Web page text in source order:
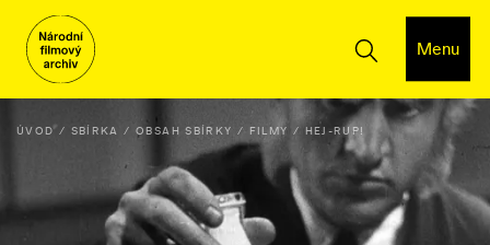
Menu
ÚVOD SBÍRKA OBSAH SBÍRKY FILMY HEJ-RUP!